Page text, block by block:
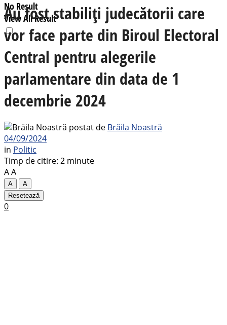
No Result
View All Result
Au fost stabiliți judecătorii care
vor face parte din Biroul Electoral
Central pentru alegerile
parlamentare din data de 1
decembrie 2024
postat de Brăila Noastră
04/09/2024
in Politic
Timp de citire: 2 minute
AA
A
A
Resetează
0